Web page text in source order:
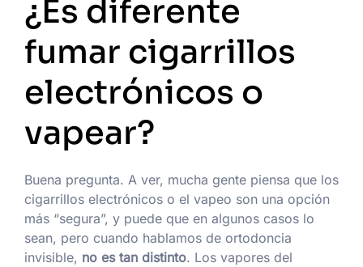
¿Es diferente
fumar cigarrillos
electrónicos o
vapear?
Buena pregunta. A ver, mucha gente piensa que los
cigarrillos electrónicos o el vapeo son una opción
más “segura”, y puede que en algunos casos lo
sean, pero cuando hablamos de ortodoncia
invisible, no es tan distinto. Los vapores del